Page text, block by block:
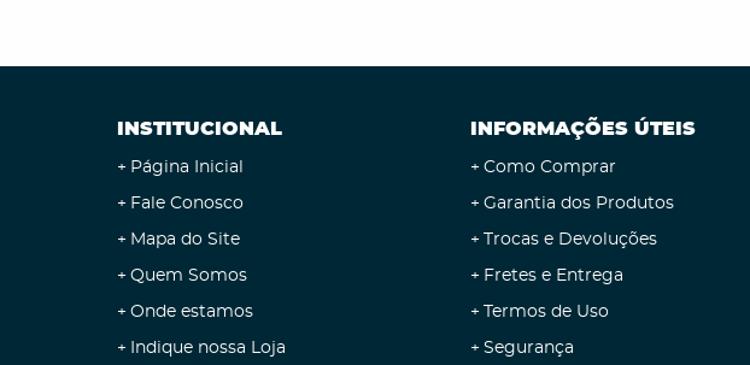
INSTITUCIONAL
Página Inicial
Fale Conosco
Mapa do Site
Quem Somos
Onde estamos
Indique nossa Loja
INFORMAÇÕES ÚTEIS
Como Comprar
Garantia dos Produtos
Trocas e Devoluções
Fretes e Entrega
Termos de Uso
Segurança